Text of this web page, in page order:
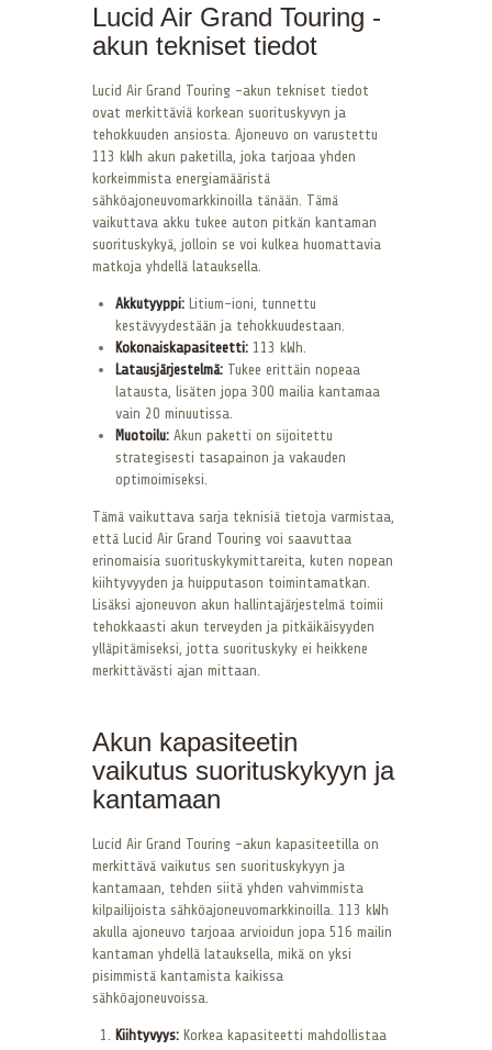
Lucid Air Grand Touring -
akun tekniset tiedot
Lucid Air Grand Touring -akun tekniset tiedot
ovat merkittäviä korkean suorituskyvyn ja
tehokkuuden ansiosta. Ajoneuvo on varustettu
113 kWh akun paketilla, joka tarjoaa yhden
korkeimmista energiamääristä
sähköajoneuvomarkkinoilla tänään. Tämä
vaikuttava akku tukee auton pitkän kantaman
suorituskykyä, jolloin se voi kulkea huomattavia
matkoja yhdellä latauksella.
Akkutyyppi: Litium-ioni, tunnettu
kestävyydestään ja tehokkuudestaan.
Kokonaiskapasiteetti: 113 kWh.
Latausjärjestelmä: Tukee erittäin nopeaa
latausta, lisäten jopa 300 mailia kantamaa
vain 20 minuutissa.
Muotoilu: Akun paketti on sijoitettu
strategisesti tasapainon ja vakauden
optimoimiseksi.
Tämä vaikuttava sarja teknisiä tietoja varmistaa,
että Lucid Air Grand Touring voi saavuttaa
erinomaisia suorituskykymittareita, kuten nopean
kiihtyvyyden ja huipputason toimintamatkan.
Lisäksi ajoneuvon akun hallintajärjestelmä toimii
tehokkaasti akun terveyden ja pitkäikäisyyden
ylläpitämiseksi, jotta suorituskyky ei heikkene
merkittävästi ajan mittaan.
Akun kapasiteetin
vaikutus suorituskykyyn ja
kantamaan
Lucid Air Grand Touring -akun kapasiteetilla on
merkittävä vaikutus sen suorituskykyyn ja
kantamaan, tehden siitä yhden vahvimmista
kilpailijoista sähköajoneuvomarkkinoilla. 113 kWh
akulla ajoneuvo tarjoaa arvioidun jopa 516 mailin
kantaman yhdellä latauksella, mikä on yksi
pisimmistä kantamista kaikissa
sähköajoneuvoissa.
Kiihtyvyys: Korkea kapasiteetti mahdollistaa